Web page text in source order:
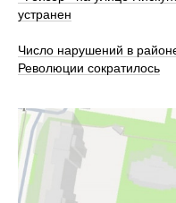
устранен
Число нарушений в
Революции сократилось